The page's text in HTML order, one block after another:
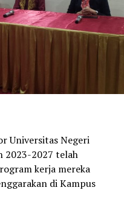
Universitas Negeri
2023-2027 telah
kerja mereka
di Kampus